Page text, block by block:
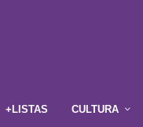
+LISTAS CULTURA